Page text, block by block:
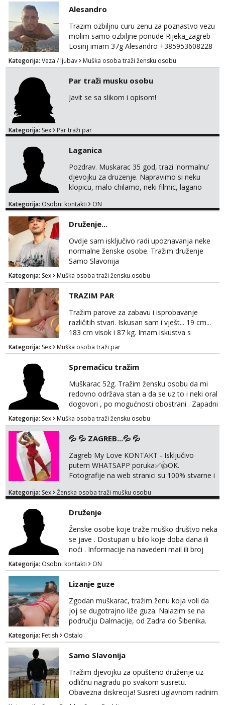
Alesandro
Trazim ozbiljnu curu zenu za poznastvo vezu
molim samo ozbiljne ponude Rijeka_zagreb
Losinj imam 37g Alesandro +385953608228
Kategorija: Veza / ljubav Muška osoba traži žensku osobu
Par traži musku osobu
Javit se sa slikom i opisom!
Kategorija: Sex Par traži par
Laganica
Pozdrav. Muskarac 35 god, trazi 'normalnu'
djevojku za druzenje. Napravimo si neku
klopicu, malo chilamo, neki filmic, lagano
pretjerano bitan koliko iznutra. Bucke se
brundo xD Budi pristojna i dobra, za sve
ostale cemo lako. Zagreb.
Kategorija: Osobni kontakti ON
Druženje...
Ovdje sam isključivo radi upoznavanja neke
normalne ženske osobe. Tražim druženje
Samo Slavonija
Kategorija: Sex Muška osoba traži žensku osobu
TRAZIM PAR
Tražim parove za zabavu i isprobavanje
različitih stvari. Iskusan sam i vješt... 19 cm...
183 cm visok i 87 kg. Imam iskustva s
parovima, potpuno sam zdrava i njegovana, a
privatnost je apsolutno najvažnija. Ozbiljni
parovi mogu me kontaktirati putem
WhatsAppa ili Vibera. Samo ozbiljni parovi
trebaju slati poruke ili zvati. Blokiram one koji
nisu ozbiljni.
Kategorija: Sex Muška osoba traži par
Spremaćicu tražim
Muškarac 52g. Tražim žensku osobu da mi
redovno održava stan a da se uz to i neki oral
dogovori , po mogućnosti obostrani . Zapadni
dio Zagreba .Javiti se prvo porukom na
WhatsApp 0958634499
Kategorija: Sex Muška osoba traži žensku osobu
💦 💦 ZAGREB...💦 💦
Zagreb My Love KONTAKT - Isključivo
putem WHATSAPP poruka✅️👍OK.
Fotografije na web stranici su 100% stvarne i
dobrodošli! Ali informacije ću vam poslati
stanu; čista kupaonica i ručnici za vas prije ili
poslije masaže, nalazim se u centru grada. 🚫
NE POZIVI ,❌️ NE SEXCAM, ❌️NE
SEXCHATTING🚫...
Kategorija: Sex Ženska osoba traži mušku osobu
Druženje
Ženske osobe koje traže muško društvo neka
se jave . Dostupan u bilo koje doba dana ili
noći . Informacije na navedeni mail ili broj
mobitela.
Kategorija: Osobni kontakti ON
Lizanje guze
Zgodan muškarac, tražim ženu koja voli da
joj se dugotrajno liže guza. Nalazim se na
području Dalmacije, od Zadra do Šibenika.
Kategorija: Fetish Ostalo
Samo Slavonija
Tražim djevojku za opušteno druženje uz
odličnu nagradu po svakom susretu.
Obavezna diskrecija! Susreti uglavnom radnim
danima tijekom dana ali nije uvjet. Samo